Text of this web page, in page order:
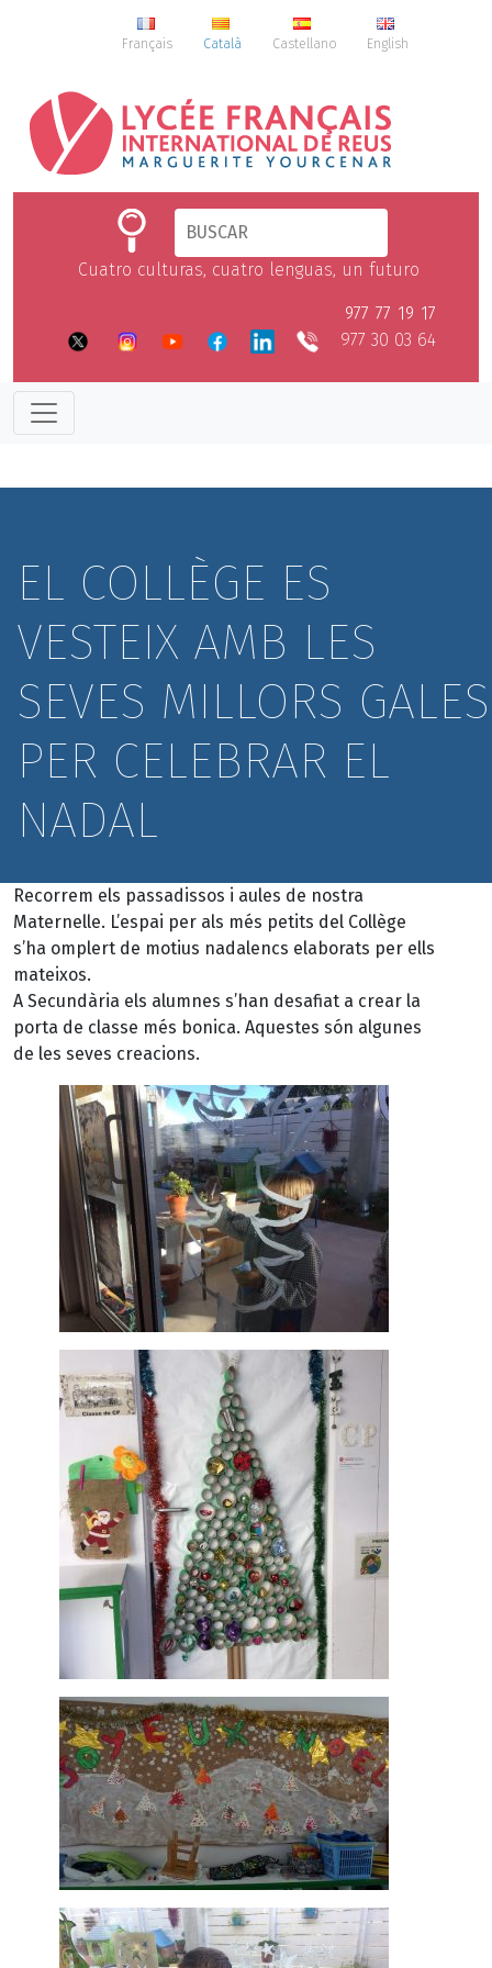
Français Català Castellano English
Cuatro culturas, cuatro lenguas, un futuro
977 77 19 17
977 30 03 64
EL COLLÈGE ES
VESTEIX AMB LES
SEVES MILLORS GALES
PER CELEBRAR EL
NADAL
Recorrem els passadissos i aules de nostra
Maternelle. L’espai per als més petits del Collège
s’ha omplert de motius nadalencs elaborats per ells
mateixos.
A Secundària els alumnes s’han desafiat a crear la
porta de classe més bonica. Aquestes són algunes
de les seves creacions.